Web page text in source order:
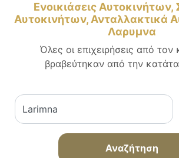
Ενοικιάσεις Αυτοκινήτων,
Αυτοκινήτων, Ανταλλακτικά
Λαρυμνα
Όλες οι επιχειρήσεις από
βραβεύτηκαν από την
Αναζήτηση